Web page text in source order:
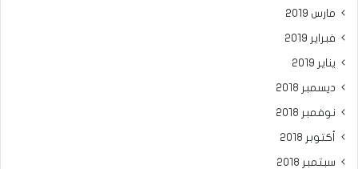
مارس 2019
فبراير 2019
يناير 2019
ديسمبر 2018
نوفمبر 2018
أكتوبر 2018
سبتمبر 2018